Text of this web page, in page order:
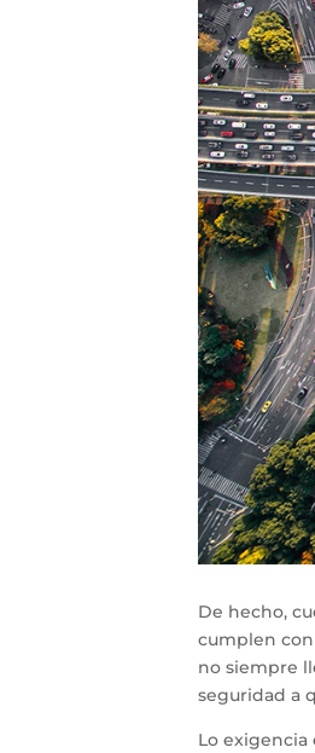
De hecho,
cumplen con
no siempre
seguridad a
Lo exigencia